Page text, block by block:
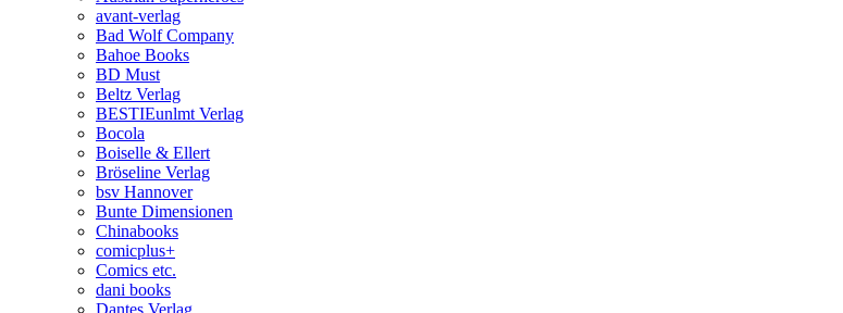
avant-verlag
Bad Wolf Company
Bahoe Books
BD Must
Beltz Verlag
BESTIEunlmt Verlag
Bocola
Boiselle & Ellert
Bröseline Verlag
bsv Hannover
Bunte Dimensionen
Chinabooks
comicplus+
Comics etc.
dani books
Dantes Verlag